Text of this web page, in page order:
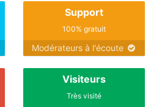
Support
100% gratuit
Modérateurs à l'écoute
Visiteurs
Très visité